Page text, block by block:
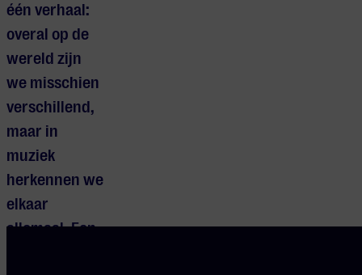
één verhaal:
overal op de
wereld zijn
we misschien
verschillend,
maar in
muziek
herkennen we
elkaar
allemaal. Een